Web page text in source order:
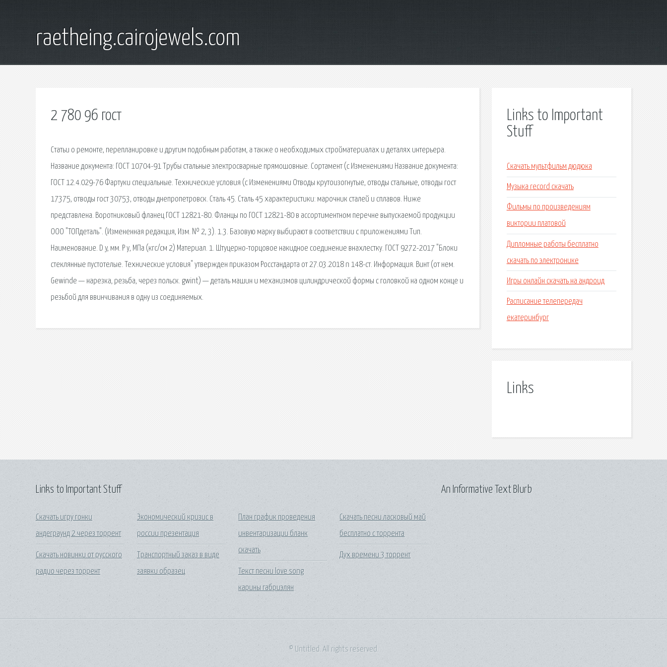
raetheing.cairojewels.com
2 780 96 гост
Статьи о ремонте, перепланировке и другим подобным работам, а также о необходимых стройматериалах и деталях интерьера.
Название документа: ГОСТ 10704-91 Трубы стальные электросварные прямошовные. Сортамент (с Изменениями Название документа:
ГОСТ 12.4.029-76 Фартуки специальные. Технические условия (с Изменениями Отводы крутоизогнутые, отводы стальные, отводы гост
17375, отводы гост 30753, отводы днепропетровск. Сталь 45. Сталь 45 характеристики: марочник сталей и сплавов. Ниже
представлена. Воротниковый фланец ГОСТ 12821-80. Фланцы по ГОСТ 12821-80 в ассортиментном перечне выпускаемой продукции
ООО "ТОПдеталь". (Измененная редакция, Изм. № 2, 3). 1.3. Базовую марку выбирают в соответствии с приложениями Тип.
Наименование. D y, мм. Р у, МПа (кгс/см 2) Материал. 1. Штуцерно-торцовое накидное соединение внахлестку. ГОСТ 9272-2017 "Блоки
стеклянные пустотелые. Технические условия" утвержден приказом Росстандарта от 27.03.2018 n 148-ст. Информация. Винт (от нем.
Gewinde — нарезка, резьба, через польск. gwint) — деталь машин и механизмов цилиндрической формы с головкой на одном конце и
резьбой для ввинчивания в одну из соединяемых.
Links to Important
Stuff
Скачать мультфильм дюдюка
Музыка record скачать
Фильмы по произведениям
виктории платовой
Дипломные работы бесплатно
скачать по электронике
Игры онлайн скачать на андроид
Расписание телепередач
екатеринбург
Links
Links to Important Stuff
Скачать игру гонки
андеграунд 2 через торрент
Скачать новинки от русского
радио через торрент
Экономический кризис в
россии презентация
Транспортный заказ в виде
заявки образец
План график проведения
инвентаризации бланк
скачать
Текст песни love song
карины габриэлян
Скачать песни ласковый май
бесплатно с торрента
Дух времени 3 торрент
An Informative Text Blurb
© Untitled. All rights reserved.